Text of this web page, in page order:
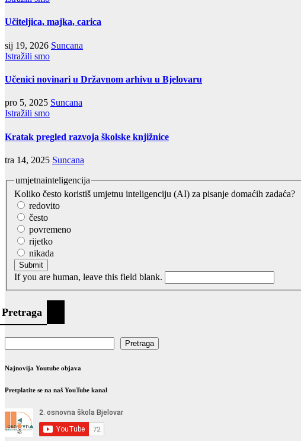
Učiteljica, majka, carica
sij 19, 2026 Suncana
Istražili smo
Učenici novinari u Državnom arhivu u Bjelovaru
pro 5, 2025 Suncana
Istražili smo
Kratak pregled razvoja školske knjižnice
tra 14, 2025 Suncana
umjetnainteligencija
Koliko često koristiš umjetnu inteligenciju (AI) za pisanje domaćih zadaća?
redovito
često
povremeno
rijetko
nikada
Submit
If you are human, leave this field blank.
Pretraga
Pretraga
Najnovija Youtube objava
Pretplatite se na naš YouTube kanal